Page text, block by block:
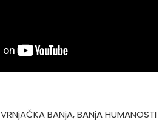
VRNjAČKA BANjA, BANjA HUMANOSTI